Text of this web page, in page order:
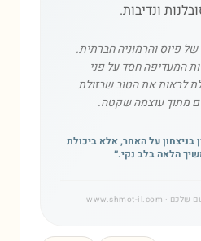
ונדיבות.
פיוס והרמוניה חברתית.
המעדיפה חסד על פני
לראות את הטוב שבזולת
מתוך עוצמה שקטה.
בניצחון על האחר, אלא ביכולת
הלאה בלב נקי.״
שלכם · www.shmot-il.com